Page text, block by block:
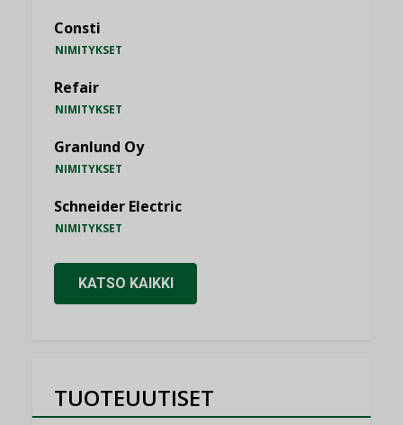
Consti
NIMITYKSET
Refair
NIMITYKSET
Granlund Oy
NIMITYKSET
Schneider Electric
NIMITYKSET
KATSO KAIKKI
TUOTEUUTISET